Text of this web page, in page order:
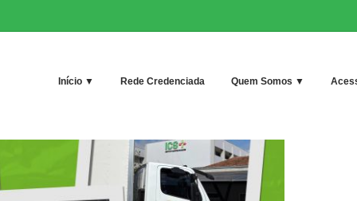
Início ▼ Rede Credenciada Quem Somos ▼